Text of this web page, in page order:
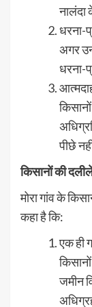
नालंदा
धरना-
अगर
धरना-
पीछे
किसानों की
मोरा गांव के
कहा है कि:
एक ही
जमीन